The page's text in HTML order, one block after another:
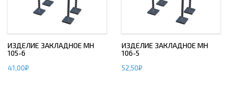
ИЗДЕЛИЕ ЗАКЛАДНОЕ МН
105-6
41,00₽
ИЗДЕЛИЕ ЗАКЛАДНОЕ МН
106-5
52,50₽